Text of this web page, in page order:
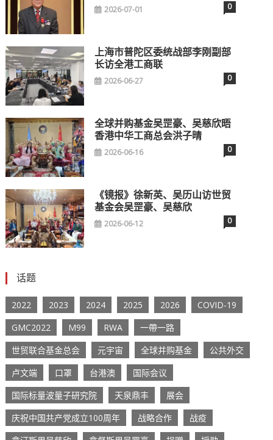
2026-07-01 0
上海市普陀区委统战部李刚副部
长访全港工商联
2026-06-27 0
全球并购基金吴罡豪、吴慈欣晤
香港中华工商总会洪子晴
2026-06-16 0
《镜报》徐新英、吴历山访世贸
基金会吴罡豪、吴慈欣
2026-06-12 0
话题
2022 2023 2024 2025 2026
COVID-19
GMC2022
M99 RWA
一帶一路
世贸联合基金总会
元宇宙 全球并购基金
公共外交
卢文端
口罩 台港澳
国际会议
国际标量波量子研究院
天泉鼎丰
展会
庆祝中国共产党成立100周年
战略合作
战疫